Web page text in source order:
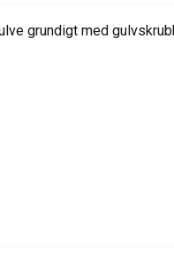
grundigt med